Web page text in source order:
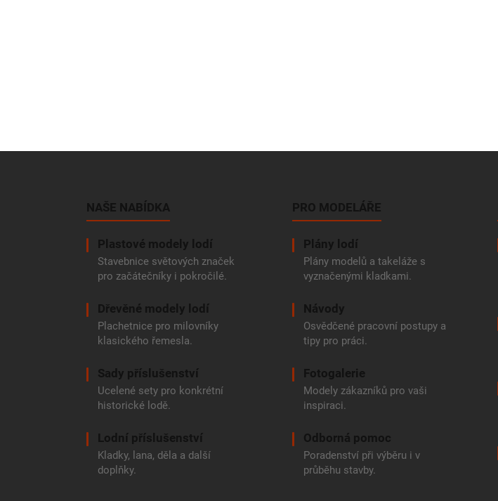
NAŠE NABÍDKA
Plastové modely lodí
Stavebnice světových značek
pro začátečníky i pokročilé.
Dřevěné modely lodí
Plachetnice pro milovníky
klasického řemesla.
Sady příslušenství
Ucelené sety pro konkrétní
historické lodě.
Lodní příslušenství
Kladky, lana, děla a další
doplňky.
PRO MODELÁŘE
Plány lodí
Plány modelů a takeláže s
vyznačenými kladkami.
Návody
Osvědčené pracovní postupy a
tipy pro práci.
Fotogalerie
Modely zákazníků pro vaši
inspiraci.
Odborná pomoc
Poradenství při výběru i v
průběhu stavby.